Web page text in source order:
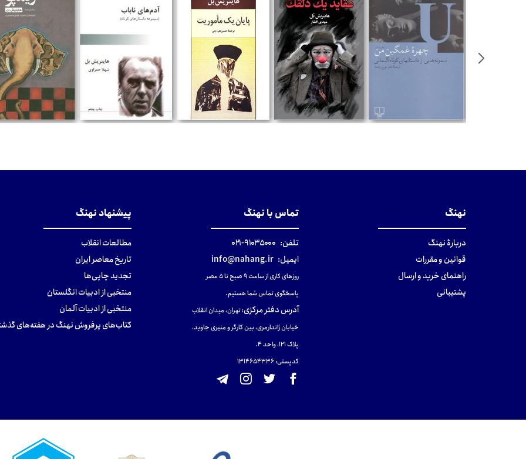
نهنگ
دربارهٔ نهنگ
قوانین و مقررات
راهنمای خرید و ارسال
پشتیبانی
تماس با نهنگ
تلفن: ۹۱۰۳۵۰۰۰-۰۲۱
ایمیل: info@nahang.ir
روزهای کاری از ساعت ۹ صبح تا ۵ عصر
پاسخگوی تماس شما هستیم.
آدرس دفتر مرکزی:تهران، میدان انقلاب
خیابان ژاندارمری، بین کارگر و منیری جاوید،
پلاک 121، واحد ۴.
کدپستی: 131465433۶
پیشنهاد نهنگ
مطالعات انقلاب
تاریخ معاصر ایران
تجدید چاپی‌ها
منتخبی از ادبیات انگلستان
منتخبی از ادبیات آلمان
کتاب‌های پرفروش نهنگ در هفته‌های